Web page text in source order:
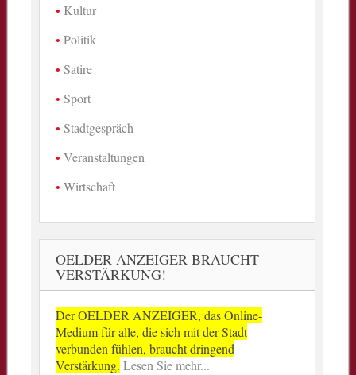
Kultur
Politik
Satire
Sport
Stadtgespräch
Veranstaltungen
Wirtschaft
OELDER ANZEIGER BRAUCHT
VERSTÄRKUNG!
Der OELDER ANZEIGER, das Online-
Medium für alle, die sich mit der Stadt
verbunden fühlen, braucht dringend
Verstärkung. Lesen Sie mehr...